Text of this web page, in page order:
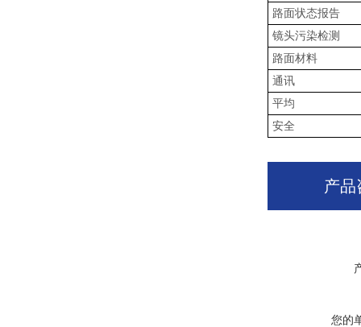
路面状态报告
镜头污染检测
路面材料
通讯
平均
安全
产品
您的